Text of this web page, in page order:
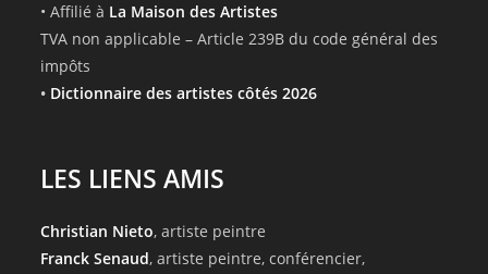
• Affilié à La Maison des Artistes
TVA non applicable – Article 239B du code général des
impôts
• Dictionnaire des artistes côtés 2026
LES LIENS AMIS
Christian Nieto, artiste peintre
Franck Senaud, artiste peintre, conférencier,